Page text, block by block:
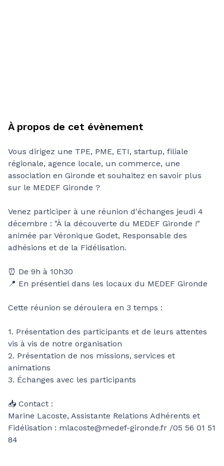
À propos de cet évènement
Vous dirigez une TPE, PME, ETI, startup, filiale
régionale, agence locale, un commerce, une
association en Gironde et souhaitez en savoir plus
sur le MEDEF Gironde ?
Venez participer à une réunion d'échanges jeudi 4
décembre : "À la découverte du MEDEF Gironde !"
animée par Véronique Godet, Responsable des
adhésions et de la Fidélisation.
⏰ De 9h à 10h30
📍 En présentiel dans les locaux du MEDEF Gironde
Cette réunion se déroulera en 3 temps :
1. Présentation des participants et de leurs attentes
vis à vis de notre organisation
2. Présentation de nos missions, services et
animations
3. Échanges avec les participants
📥 Contact :
Marine Lacoste, Assistante Relations Adhérents et
Fidélisation : mlacoste@medef-gironde.fr /05 56 01 51
84